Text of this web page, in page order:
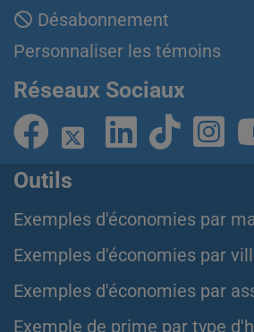
Désabonnement
Personnaliser les témoins
Réseaux Sociaux
Outils
Exemples d'économies par
Exemples d'économies par
Exemples d'économies par
Exemple de prime par type